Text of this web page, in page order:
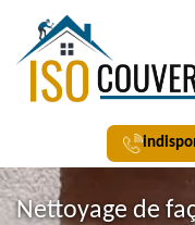
Nettoyage de